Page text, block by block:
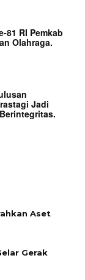
81 RI Pemkab
Olahraga.
Jadi
Aset
Gerak